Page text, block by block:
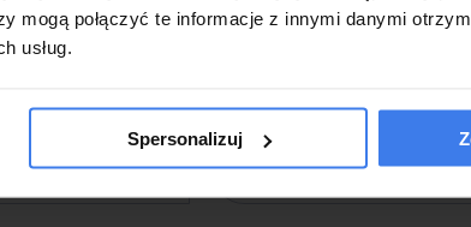
mogą połączyć te informacje z innymi danymi
usług.
Spersonalizuj